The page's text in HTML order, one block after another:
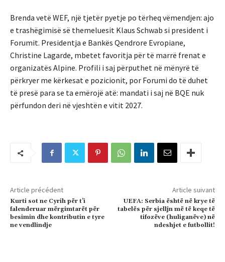
Brenda vetë WEF, një tjetër pyetje po tërheq vëmendjen: ajo
e trashëgimisë së themeluesit Klaus Schwab si president i
Forumit. Presidentja e Bankës Qendrore Evropiane,
Christine Lagarde, mbetet favoritja për të marrë frenat e
organizatës Alpine. Profili i saj përputhet në mënyrë të
përkryer me kërkesat e pozicionit, por Forumi do të duhet
të presë para se ta emërojë atë: mandati i saj në BQE nuk
përfundon deri në vjeshtën e vitit 2027.
Article précédent
Kurti sot ne Cyrih për t’i
falenderuar mërgimtarët për
besimin dhe kontributin e tyre
ne vendlindje
Article suivant
UEFA: Serbia është në krye të
tabelës për sjelljn më të keqe të
tifozëve (huliganëve) në
ndeshjet e futbollit!